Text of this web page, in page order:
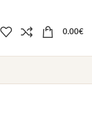
0.00€